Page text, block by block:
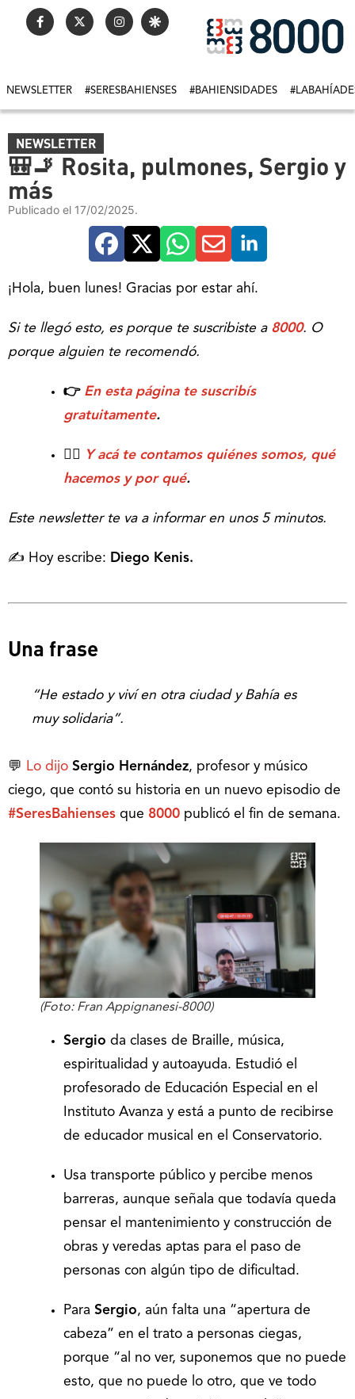
NEWSLETTER #SERESBAHIENSES #BAHIENSIDADES
NEWSLETTER
🎒🚬 Rosita, pulmones, Sergio y
más
Publicado el 17/02/2025.
¡Hola, buen lunes! Gracias por estar ahí.
Si te llegó esto, es porque te suscribiste a 8000. O
porque alguien te recomendó.
👉 En esta página te suscribís
gratuitamente.
💁‍♂️
Y acá te contamos quiénes somos, qué
hacemos y por qué.
Este newsletter te va a informar en unos 5 minutos.
✍️ Hoy escribe: Diego Kenis.
Una frase
“He estado y viví en otra ciudad y Bahía es
muy solidaria”.
💬 Lo dijo Sergio Hernández, profesor y músico
ciego, que contó su historia en un nuevo episodio de
#SeresBahienses que 8000 publicó el fin de semana.
(Foto: Fran Appignanesi-8000)
Sergio da clases de Braille, música,
espiritualidad y autoayuda. Estudió el
profesorado de Educación Especial en el
Instituto Avanza y está a punto de recibirse
de educador musical en el Conservatorio.
Usa transporte público y percibe menos
barreras, aunque señala que todavía queda
pensar el mantenimiento y construcción de
obras y veredas aptas para el paso de
personas con algún tipo de dificultad.
Para Sergio, aún falta una “apertura de
cabeza” en el trato a personas ciegas,
porque “al no ver, suponemos que no puede
esto, que no puede lo otro, que ve todo